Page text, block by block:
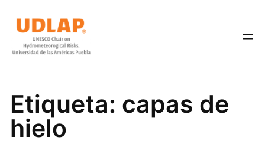
contenido
Etiqueta: capas de
hielo